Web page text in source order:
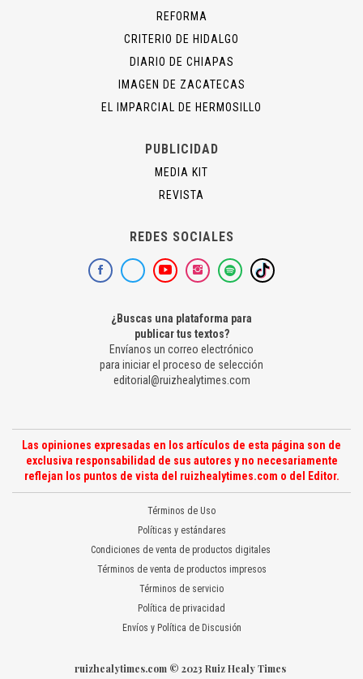
REFORMA
CRITERIO DE HIDALGO
DIARIO DE CHIAPAS
IMAGEN DE ZACATECAS
EL IMPARCIAL DE HERMOSILLO
PUBLICIDAD
MEDIA KIT
REVISTA
REDES SOCIALES
¿Buscas una plataforma para
publicar tus textos?
Envíanos un correo electrónico
para iniciar el proceso de selección
editorial@ruizhealytimes.com
Las opiniones expresadas en los artículos de esta página son de
exclusiva responsabilidad de sus autores y no necesariamente
reflejan los puntos de vista del ruizhealytimes.com o del Editor.
Términos de Uso
Políticas y estándares
Condiciones de venta de productos digitales
Términos de venta de productos impresos
Términos de servicio
Política de privacidad
Envíos y Política de Discusión
ruizhealytimes.com © 2023 Ruiz Healy Times